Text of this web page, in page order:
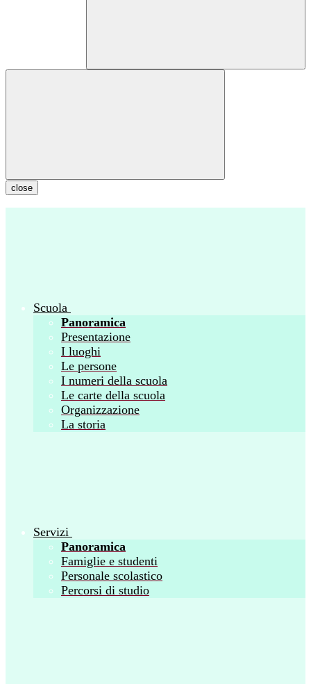
close
Scuola
Panoramica
Presentazione
I luoghi
Le persone
I numeri della scuola
Le carte della scuola
Organizzazione
La storia
Servizi
Panoramica
Famiglie e studenti
Personale scolastico
Percorsi di studio